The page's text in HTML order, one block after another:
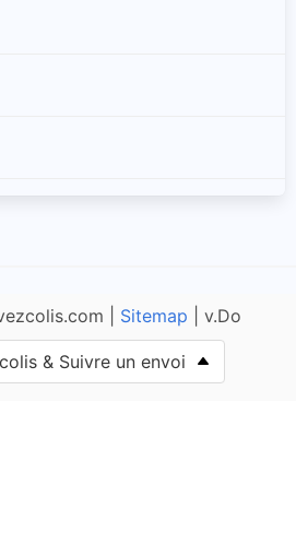
| Sitemap | v.Do
& Suivre un envoi